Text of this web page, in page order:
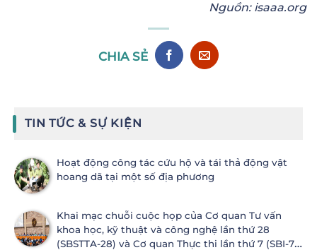
Nguồn: isaaa.org
CHIA SẺ
TIN TỨC & SỰ KIỆN
Hoạt động công tác cứu hộ và tái thả động vật
hoang dã tại một số địa phương
Khai mạc chuỗi cuộc họp của Cơ quan Tư vấn
khoa học, kỹ thuật và công nghệ lần thứ 28
(SBSTTA-28) và Cơ quan Thực thi lần thứ 7 (SBI-7)